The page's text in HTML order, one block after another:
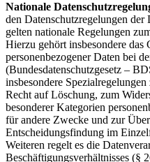
Nationale
den Datenschutzregelungen
gelten nationale Regelungen
Hierzu gehört insbesondere das
personenbezogener Daten bei
(Bundesdatenschutzgesetz –
insbesondere
Recht auf Löschung, zum
besonderer Kategorien
für andere Zwecke und zur
Entscheidungsfindung im
Weiteren regelt es die
Beschäftigungsverhältnisses (§